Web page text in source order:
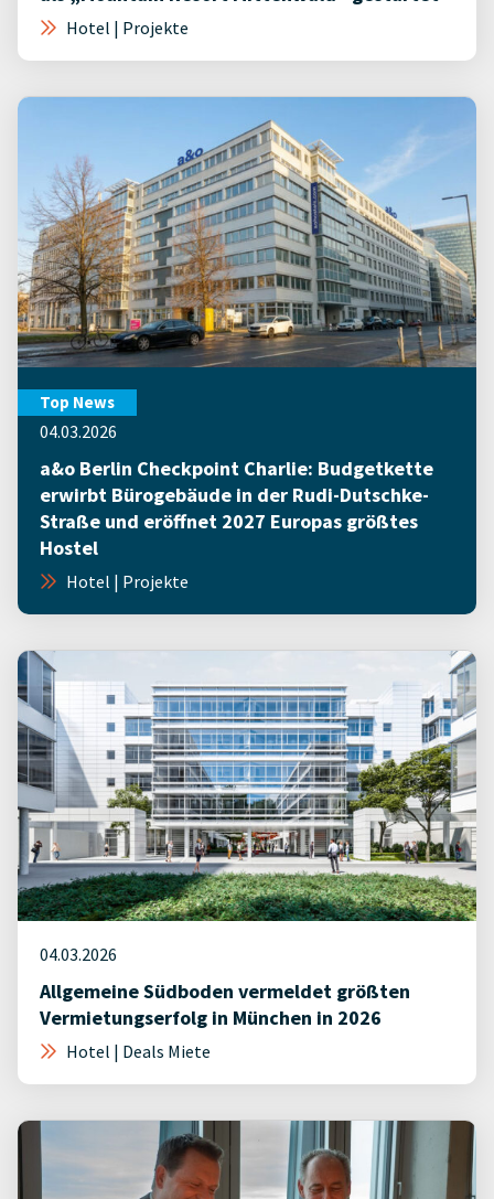
Hotel | Projekte
Top News
04.03.2026
a&o Berlin Checkpoint Charlie: Budgetkette
erwirbt Bürogebäude in der Rudi-Dutschke-
Straße und eröffnet 2027 Europas größtes
Hostel
Hotel | Projekte
04.03.2026
Allgemeine Südboden vermeldet größten
Vermietungserfolg in München in 2026
Hotel | Deals Miete